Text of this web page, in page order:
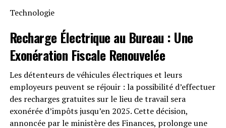
simplifie leur travail : ils n’ont qu’à se familiariser avec
les récompenser indéfiniment. Cela élimine le temps
perdu à changer de marque, tout en renforçant la
crédibilité de l’affilié, qui n’est plus perçu comme un
simple vendeur.
De plus, récompenser les affiliés en fonction de leur
efficacité est une stratégie commerciale judicieuse. Cela
renforce encore la relation de confiance entre
Technologie
Recharge Électriqueau Bureau : Une
Exonération FiscaleRenouvelée
Les détenteurs de véhicules électriques et leurs
employeurs peuvent se réjouir : la possibilité d’effectuer
des recharges gratuites sur le lieu de travail sera
exonérée d’impôts jusqu’en 2025. Cette décision,
annoncée par le ministère des Finances, prolonge une